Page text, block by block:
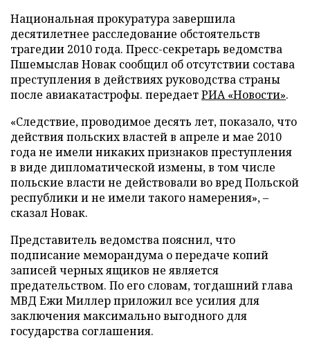
Национальная прокуратура завершила
десятилетнее расследование обстоятельств
трагедии 2010 года. Пресс-секретарь ведомства
Пшемыслав Новак сообщил об отсутствии состава
преступления в действиях руководства страны
после авиакатастрофы. передаетРИА «Новости».
«Следствие, проводимое десять лет, показало, что
действия польских властей в апреле и мае 2010
года не имели никаких признаков преступления
в виде дипломатической измены, в том числе
польские власти не действовали во вред Польской
республики и не имели такого намерения», –
сказал Новак.
Представитель ведомства пояснил, что
подписание меморандума о передаче копий
записей черных ящиков не является
предательством. По его словам, тогдашний глава
МВД Ежи Миллер приложил все усилия для
заключения максимально выгодного для
государства соглашения.